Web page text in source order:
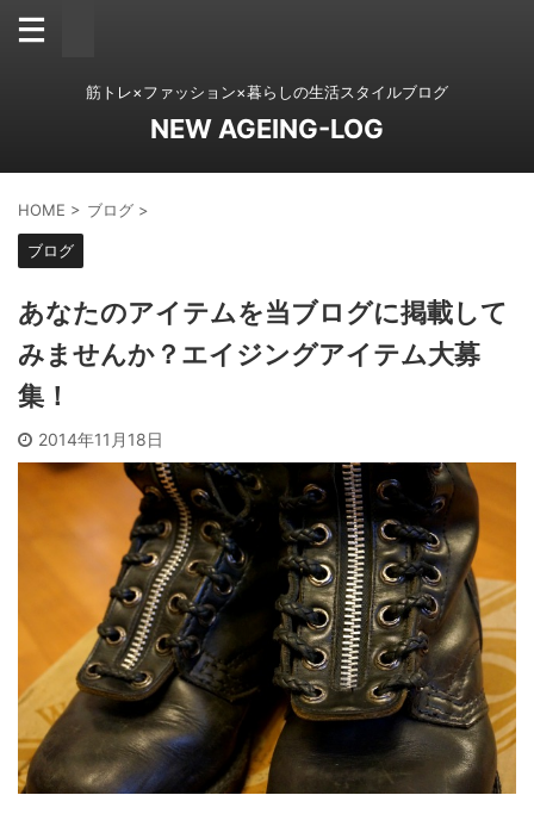
筋トレ×ファッション×暮らしの生活スタイルブログ
NEW AGEING-LOG
HOME > ブログ >
ブログ
あなたのアイテムを当ブログに掲載して
みませんか？エイジングアイテム大募
集！
2014年11月18日